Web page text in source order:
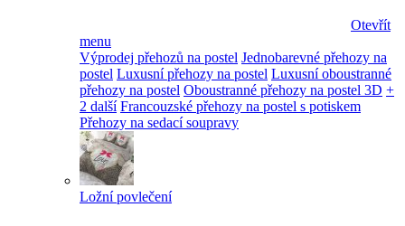
Otevřít
menu
Výprodej přehozů na postel Jednobarevné přehozy na
postel Luxusní přehozy na postel Luxusní oboustranné
přehozy na postel Oboustranné přehozy na postel 3D +
2 další Francouzské přehozy na postel s potiskem
Přehozy na sedací soupravy
Ložní povlečení